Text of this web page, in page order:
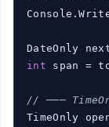
DateOnly
int span =
// ───
TimeOnly